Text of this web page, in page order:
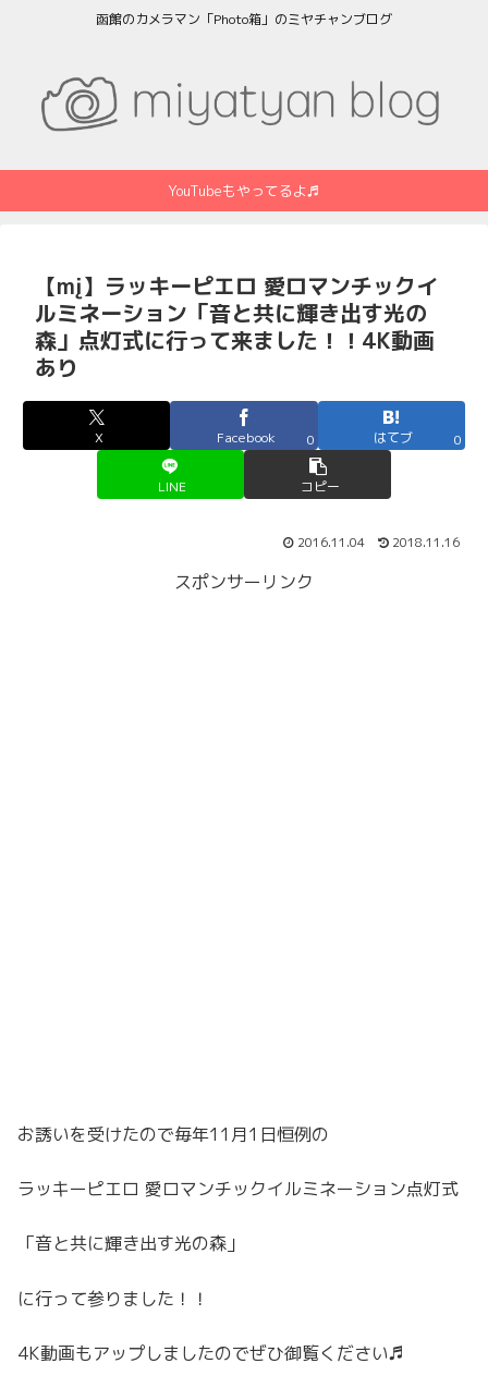
函館のカメラマン「Photo箱」のミヤチャンブログ
YouTubeもやってるよ♬
【mį】ラッキーピエロ 愛ロマンチックイ
ルミネーション「音と共に輝き出す光の
森」点灯式に行って来ました！！4K動画
あり
X Facebook 0 はてブ 0
LINE コピー
2016.11.04 2018.11.16
スポンサーリンク
お誘いを受けたので毎年11月1日恒例の
ラッキーピエロ 愛ロマンチックイルミネーション点灯式
「音と共に輝き出す光の森」
に行って参りました！！
4K動画もアップしましたのでぜひ御覧ください♬